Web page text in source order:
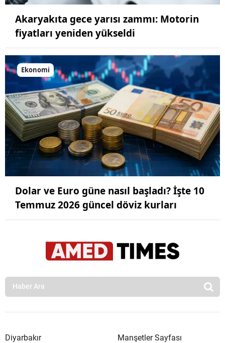
Akaryakıta gece yarısı zammı: Motorin
fiyatları yeniden yükseldi
Ekonomi
Dolar ve Euro güne nasıl başladı? İşte 10
Temmuz 2026 güncel döviz kurları
Diyarbakır Manşetler Sayfası